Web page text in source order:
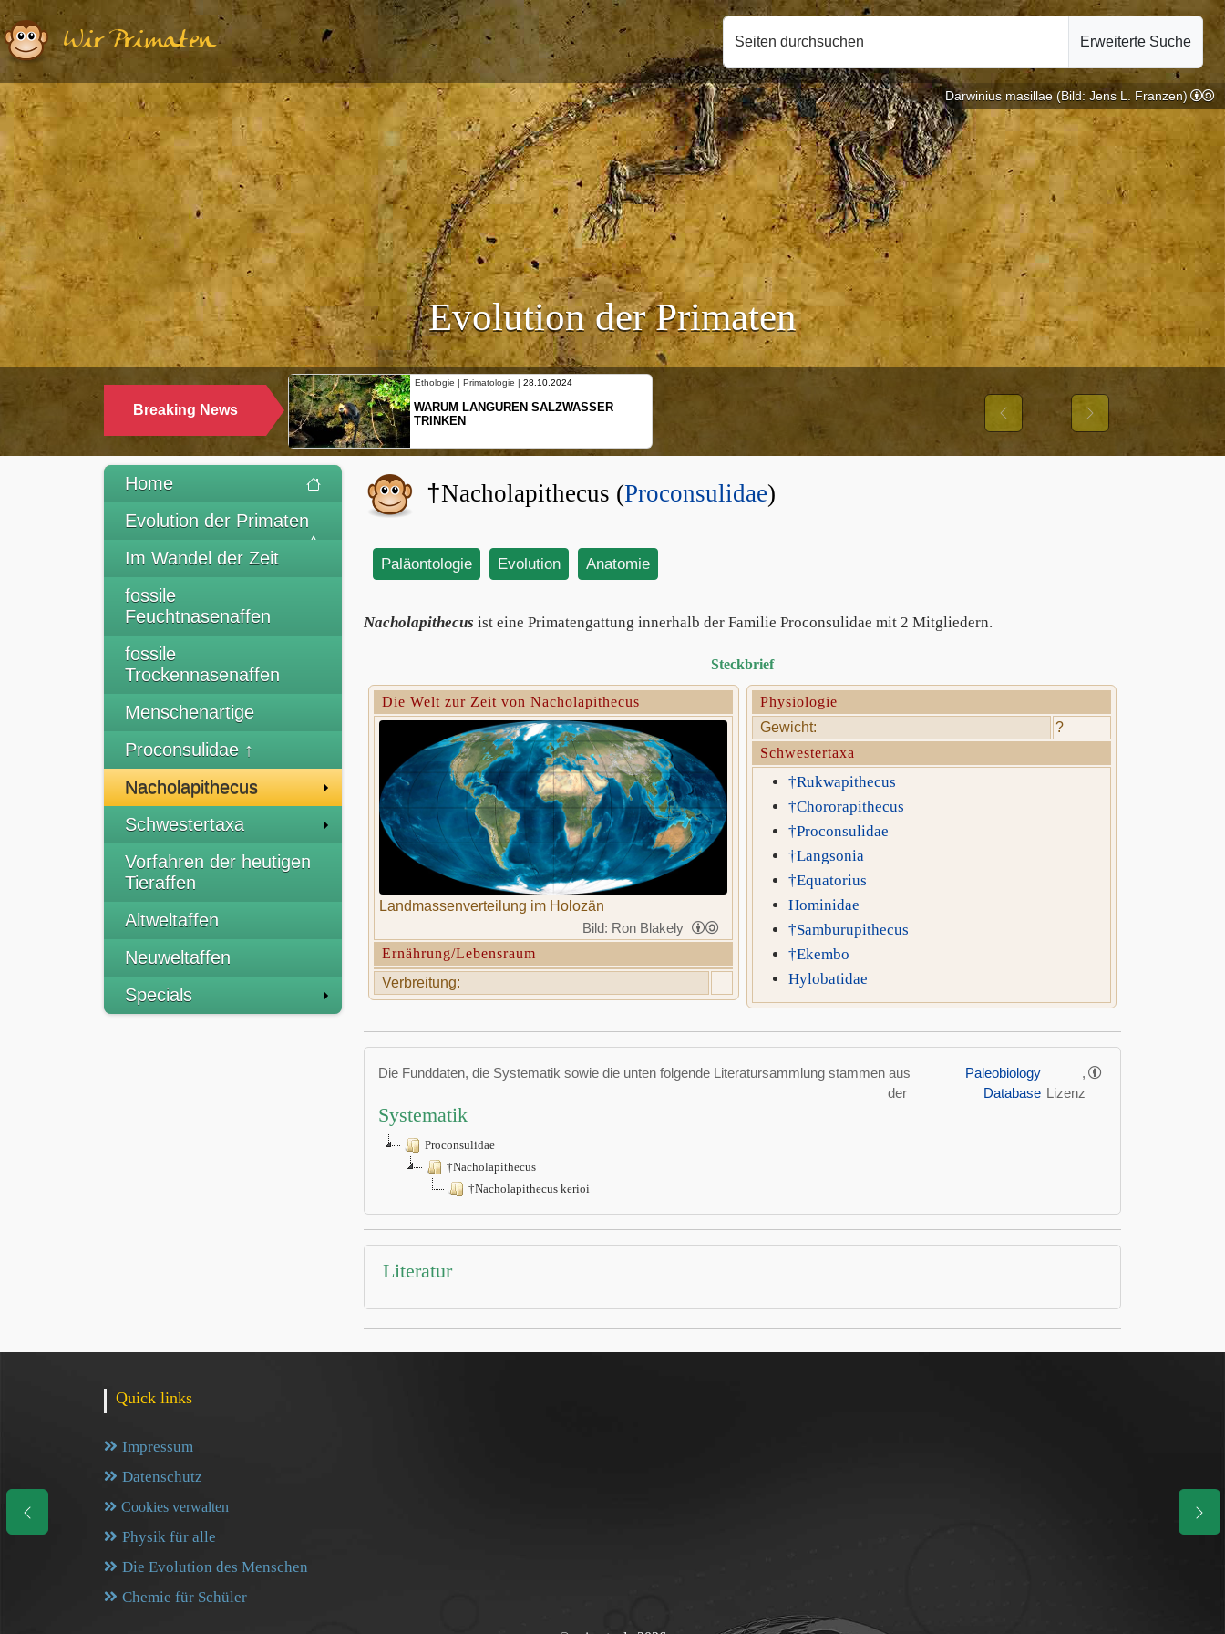
Wir Primaten Seiten durchsuchen Erweiterte Suche
Evolution der Primaten
Breaking News
Ethologie | Primatologie |
BEWEGUNGSMUSTER
Ethologie | Primatologie |28.10.2024
WARUM LANGUREN SALZWASSER
TRINKEN
Previous Next
Darwinius masillae (Bild: Jens L. Franzen)
Home
Evolution der Primaten
Im Wandel der Zeit
fossile
Feuchtnasenaffen
fossile
Trockennasenaffen
Menschenartige
Proconsulidae ↑
Nacholapithecus
Schwestertaxa
Vorfahren der heutigen
Tieraffen
Altweltaffen
Neuweltaffen
Specials
†Nacholapithecus (Proconsulidae)
Paläontologie Evolution Anatomie
Nacholapithecus ist eine Primatengattung innerhalb der Familie Proconsulidae mit 2 Mitgliedern.
Steckbrief
Die Welt zur Zeit von Nacholapithecus
Landmassenverteilung im Holozän
Bild: Ron Blakely
Ernährung/Lebensraum
Verbreitung:
Physiologie
Gewicht:
?
Schwestertaxa
†Rukwapithecus
†Chororapithecus
†Proconsulidae
†Langsonia
†Equatorius
Hominidae
†Samburupithecus
†Ekembo
Hylobatidae
Die Funddaten, die Systematik sowie die unten folgende Literatursammlung stammen aus
der
Paleobiology
Database
,
Lizenz
Systematik
Proconsulidae
†Nacholapithecus
†Nacholapithecus kerioi
Literatur
Quick links
Impressum
Datenschutz
Cookies verwalten
Physik für alle
Die Evolution des Menschen
Chemie für Schüler